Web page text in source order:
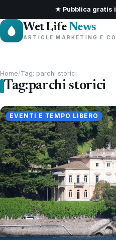
★ Pubblica gratis
Wet Life News
ARTICLE MARKETING E
Home/Tag: parchi storici
Tag:parchi storici
EVENTI E TEMPO LIBERO